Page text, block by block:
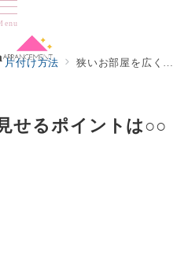
片付け方法 狭いお部屋を広く見せるポイントは○○を見せること！！
せるポイントは○○